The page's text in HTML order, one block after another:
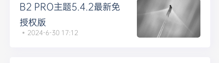
B2 PRO主题5.4.2最新免
授权版
2024-6-30 17:12